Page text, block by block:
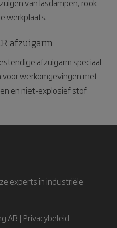
van lasdampen, rook
werkplaats.
afzuigarm
afzuigarm speciaal
werkomgevingen met
en niet-explosief stof
experts in industriële
AB | Privacybeleid